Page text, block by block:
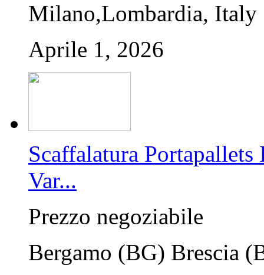
Milano,Lombardia, Italy
Aprile 1, 2026
Scaffalatura
Var...
Prezzo negoziabile
Bergamo (BG) Brescia